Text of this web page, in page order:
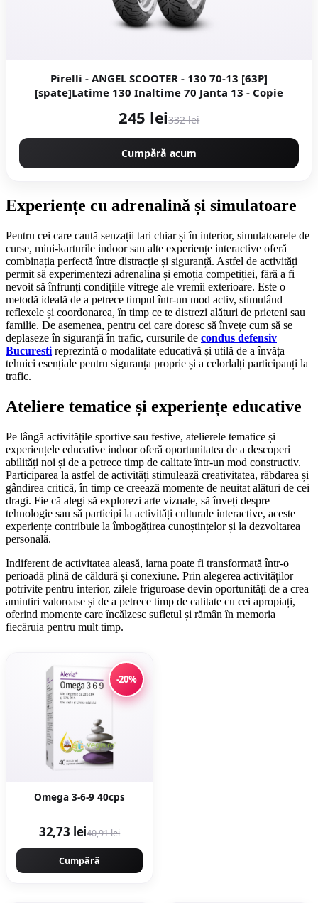
Pirelli - ANGEL SCOOTER - 130 70-13 [63P]
[spate]Latime 130 Inaltime 70 Janta 13 - Copie
245 lei332 lei
Cumpără acum
Experiențe cu adrenalină și simulatoare
Pentru cei care caută senzații tari chiar și în interior, simulatoarele de
curse, mini-karturile indoor sau alte experiențe interactive oferă
combinația perfectă între distracție și siguranță. Astfel de activități
permit să experimentezi adrenalina și emoția competiției, fără a fi
nevoit să înfrunți condițiile vitrege ale vremii exterioare. Este o
metodă ideală de a petrece timpul într-un mod activ, stimulând
reflexele și coordonarea, în timp ce te distrezi alături de prieteni sau
familie. De asemenea, pentru cei care doresc să învețe cum să se
deplaseze în siguranță în trafic, cursurile de condus defensiv
Bucuresti reprezintă o modalitate educativă și utilă de a învăța
tehnici esențiale pentru siguranța proprie și a celorlalți participanți la
trafic.
Ateliere tematice și experiențe educative
Pe lângă activitățile sportive sau festive, atelierele tematice și
experiențele educative indoor oferă oportunitatea de a descoperi
abilități noi și de a petrece timp de calitate într-un mod constructiv.
Participarea la astfel de activități stimulează creativitatea, răbdarea și
gândirea critică, în timp ce creează momente de neuitat alături de cei
dragi. Fie că alegi să explorezi arte vizuale, să înveți despre
tehnologie sau să participi la activități culturale interactive, aceste
experiențe contribuie la îmbogățirea cunoștințelor și la dezvoltarea
personală.
Indiferent de activitatea aleasă, iarna poate fi transformată într-o
perioadă plină de căldură și conexiune. Prin alegerea activităților
potrivite pentru interior, zilele friguroase devin oportunități de a crea
amintiri valoroase și de a petrece timp de calitate cu cei apropiați,
oferind momente care încălzesc sufletul și rămân în memoria
fiecăruia pentru mult timp.
-20%
Omega 3-6-9 40cps
32,73 lei40,91 lei
Cumpără